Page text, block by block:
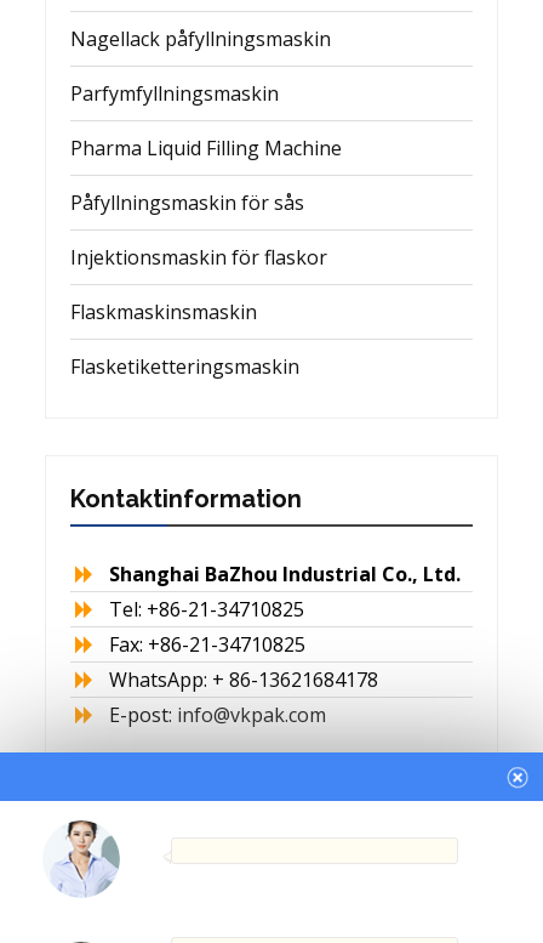
Nagellack påfyllningsmaskin
Parfymfyllningsmaskin
Pharma Liquid Filling Machine
Påfyllningsmaskin för sås
Injektionsmaskin för flaskor
Flaskmaskinsmaskin
Flasketiketteringsmaskin
Kontaktinformation
Shanghai BaZhou Industrial Co., Ltd.
Tel: +86-21-34710825
Fax: +86-21-34710825
WhatsApp: + 86-13621684178
E-post: info@vkpak.com